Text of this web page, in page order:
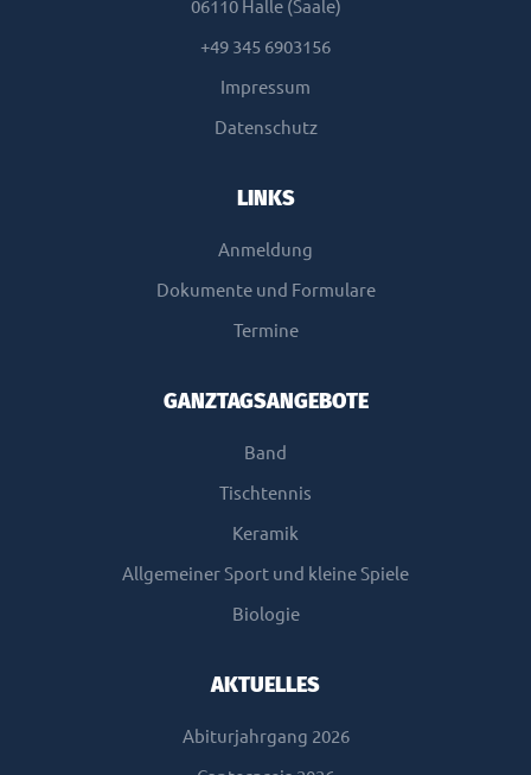
06110 Halle (Saale)
+49 345 6903156
Impressum
Datenschutz
LINKS
Anmeldung
Dokumente und Formulare
Termine
GANZTAGSANGEBOTE
Band
Tischtennis
Keramik
Allgemeiner Sport und kleine Spiele
Biologie
AKTUELLES
Abiturjahrgang 2026